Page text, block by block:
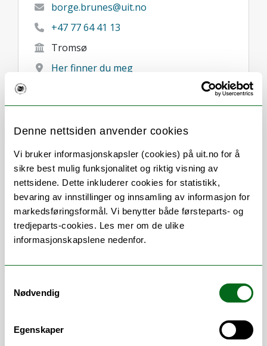
Denne nettsiden anvender cookies
Vi bruker informasjonskapsler (cookies) på uit.no for å
sikre best mulig funksjonalitet og riktig visning av
nettsidene. Dette inkluderer cookies for statistikk,
bevaring av innstillinger og innsamling av informasjon for
markedsføringsformål. Vi benytter både førsteparts- og
tredjeparts-cookies. Les mer om de ulike
informasjonskapslene nedenfor.
Nødvendig
Egenskaper
borge.brunes@uit.no
+47 77 64 41 13
Tromsø
Her finner du meg
Om
Forskning og undervisning
Her finner du meg
Stillingsbeskrivelse
Rådgiving datanett i nye bygg og ved